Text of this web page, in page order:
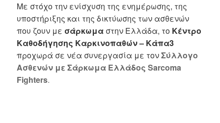
Με στόχο την ενίσχυση της ενημέρωσης, της
υποστήριξης και της δικτύωσης των ασθενών
που ζουν με σάρκωμα στην Ελλάδα, το Κέντρο
Καθοδήγησης Καρκινοπαθών – Κάπα3
προχωρά σε νέα συνεργασία με τονΣύλλογο
Ασθενών με Σάρκωμα Ελλάδος Sarcoma
Fighters.